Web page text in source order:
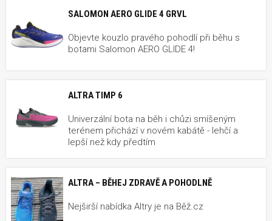
SALOMON AERO GLIDE 4 GRVL
Objevte kouzlo pravého pohodlí při běhu s
botami Salomon AERO GLIDE 4!
ALTRA TIMP 6
Univerzální bota na běh i chůzi smíšeným
terénem přichází v novém kabátě - lehčí a
lepší než kdy předtím
ALTRA – BĚHEJ ZDRAVĚ A POHODLNĚ
Nejširší nabídka Altry je na Běž.cz